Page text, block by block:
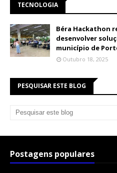
TECNOLOGIA
Béra Hackathon
desenvolver
município de
Outubro 18, 2025
PESQUISAR ESTE BLOG
Postagens populares